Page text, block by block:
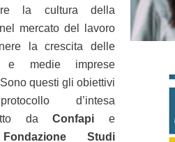
la cultura della
mercato del lavoro
la crescita delle
e medie imprese
questi gli obiettivi
d’intesa
daConfapi e
Fondazione Studi